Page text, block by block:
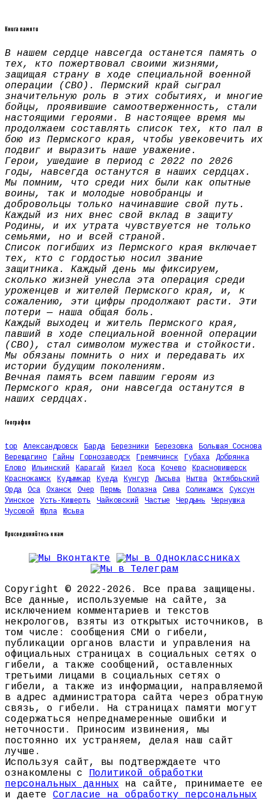
Книга памяти
В нашем сердце навсегда останется память о
тех, кто пожертвовал своими жизнями,
защищая страну в ходе специальной военной
операции (СВО). Пермский край сыграл
значительную роль в этих событиях, и многие
бойцы, проявившие самоотверженность, стали
настоящими героями. В настоящее время мы
продолжаем составлять список тех, кто пал в
бою из Пермского края, чтобы увековечить их
подвиг и выразить наше уважение.
Герои, ушедшие в период с 2022 по 2026
годы, навсегда останутся в наших сердцах.
Мы помним, что среди них были как опытные
воины, так и молодые новобранцы и
добровольцы только начинавшие свой путь.
Каждый из них внес свой вклад в защиту
Родины, и их утрата чувствуется не только
семьями, но и всей страной.
Список погибших из Пермского края включает
тех, кто с гордостью носил звание
защитника. Каждый день мы фиксируем,
сколько жизней унесла эта операция среди
уроженцев и жителей Пермского края, и, к
сожалению, эти цифры продолжают расти. Эти
потери — наша общая боль.
Каждый выходец и житель Пермского края,
павший в ходе специальной военной операции
(СВО), стал символом мужества и стойкости.
Мы обязаны помнить о них и передавать их
истории будущим поколениям.
Вечная память всем павшим героям из
Пермского края, они навсегда останутся в
наших сердцах.
География
top Александровск Барда Березники Березовка
Большая Соснова
Верещагино
Гайны Горнозаводск Гремячинск Губаха
Добрянка
Елово
Ильинский Карагай Кизел Коса Кочево
Красновишерск
Краснокамск
Кудымкар Куеда Кунгур Лысьва Нытва
Октябрьский
Орда
Оса Оханск Очер Пермь Полазна Сива Соликамск
Суксун
Уинское
Усть-Кишерть Чайковский Частые Чердынь
Чернушка
Чусовой
Юрла Юсьва
Присоединяйтесь к нам
Copyright © 2022-2026. Все права защищены.
Все данные, используемые на сайте, за
исключением комментариев и текстов
некрологов, взяты из открытых источников, в
том числе: сообщения СМИ о гибели,
публикации органов власти и управления на
официальных страницах в социальных сетях о
гибели, а также сообщений, оставленных
третьими лицами в социальных сетях о
гибели, а также из информации, направляемой
в адрес администратора сайта через обратную
связь, о гибели. На страницах памяти могут
содержаться непреднамеренные ошибки и
неточности. Приносим извинения, мы
постоянно их устраняем, делая наш сайт
лучше.
Используя сайт, вы подтверждаете что
ознакомлены с Политикой обработки
персональных данных на сайте, принимаете ее
и даете Согласие на обработку персональных